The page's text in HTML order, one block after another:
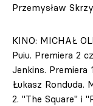
Przemysław
KINO: MICHAŁ
Puiu. Premiera 2
Jenkins. Premiera
Łukasz Ronduda.
2. "The Square" i